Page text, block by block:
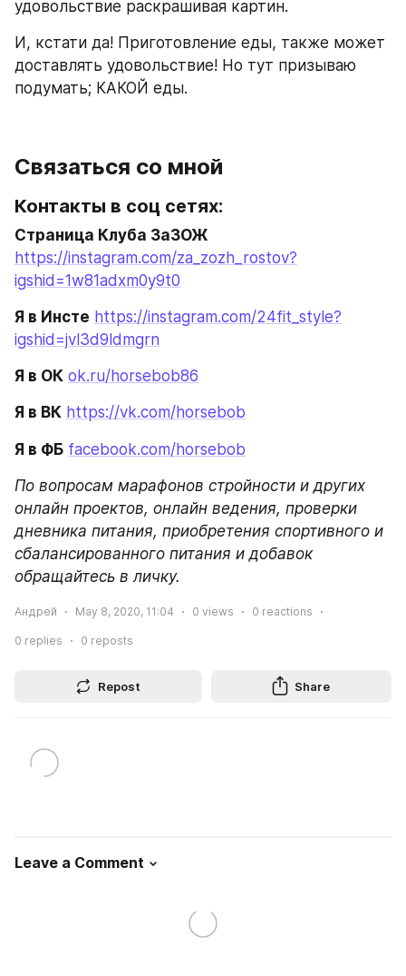
удовольствие раскрашивая картин.
И, кстати да! Приготовление еды, также может
доставлять удовольствие! Но тут призываю
подумать; КАКОЙ еды.
Связаться со мной
Контакты в соц сетях:
Страница Клуба ЗаЗОЖ
https://instagram.com/za_zozh_rostov?
igshid=1w81adxm0y9t0
Я в Инсте https://instagram.com/24fit_style?
igshid=jvl3d9ldmgrn
Я в ОК ok.ru/horsebob86
Я в ВК https://vk.com/horsebob
Я в ФБ facebook.com/horsebob
По вопросам марафонов стройности и других
онлайн проектов, онлайн ведения, проверки
дневника питания, приобретения спортивного и
сбалансированного питания и добавок
обращайтесь в личку.
Андрей May 8, 2020, 11:04 0 views 0 reactions
0 replies 0 reposts
Repost Share
Leave a Comment